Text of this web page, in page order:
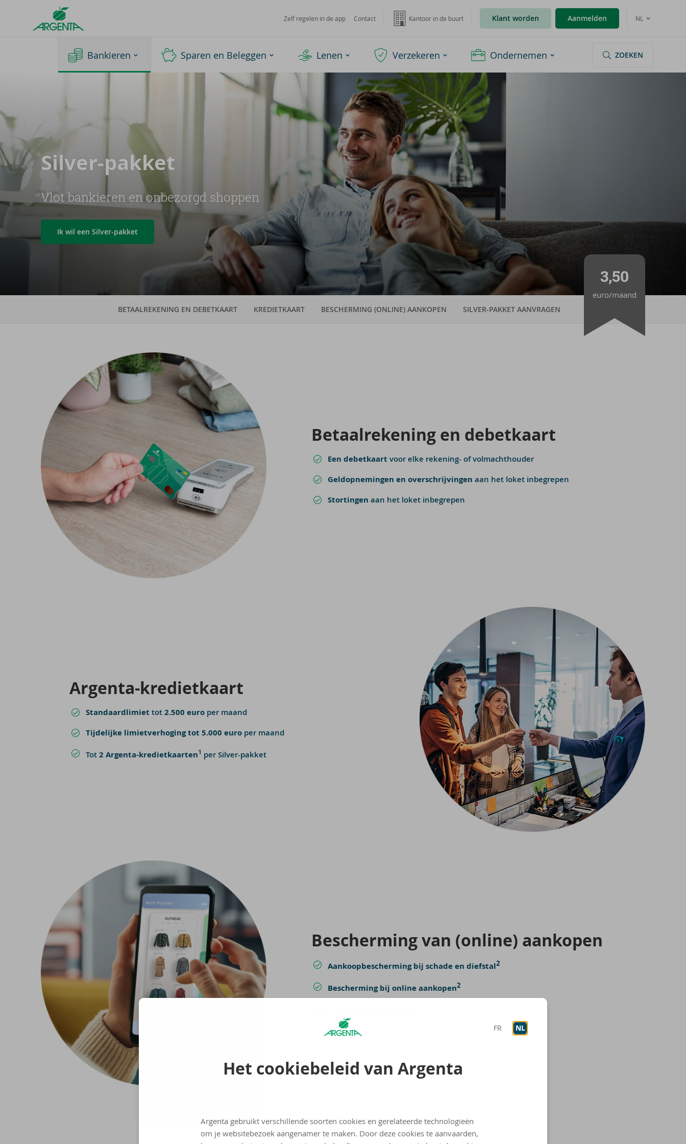
FR NL
Het cookiebeleid van Argenta
Argenta gebruikt verschillende soorten cookies en gerelateerde technologieën
om je websitebezoek aangenamer te maken. Door deze cookies te aanvaarden,
Argenta
Homepage
Zelf regelen in de app Contact Kantoor in de buurt Klant worden Aanmelden NL
Bankieren Sparen en Beleggen Lenen Verzekeren Ondernemen ZOEKEN
Silver-​pakket
Vlot bankieren en onbezorgd shoppen
Ik wil een Silver-pakket
3,50
euro/maand
BETAALREKENING EN DEBETKAART KREDIETKAART BESCHERMING (ONLINE) AANKOPEN SILVER-PAKKET AANVRAGEN
Be­taal­re­ke­ning en de­bet­kaart
Een debetkaart voor elke rekening- of volmachthouder
Geldopnemingen en overschrijvingen aan het loket inbegrepen
Stortingen aan het loket inbegrepen
Argenta-​kredietkaart
Standaardlimiet tot2.500 euro per maand
Tijdelijke limietverhoging tot 5.000 euro per maand
Tot2 Argenta-kredietkaarten1 per Silver-pakket
Be­scher­ming van (on­li­ne) aan­ko­pen
Aankoopbescherming bij schade en diefstal2
Bescherming bij online aankopen2